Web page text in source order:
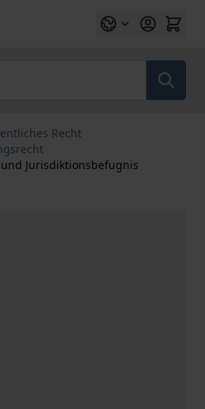
Recht
Jurisdiktionsbefugnis